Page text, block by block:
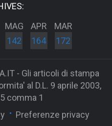
MAG
142
APR
164
MAR
172
- Gli articoli di stampa
al D.L. 9 aprile 2003,
comma 1
Preferenze privacy